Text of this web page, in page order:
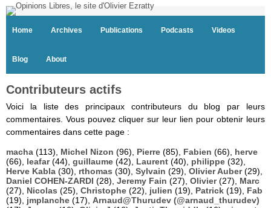
Home Archives Publications Podcasts Videos
Blog About
Contributeurs actifs
Voici la liste des principaux contributeurs du blog par leurs
commentaires. Vous pouvez cliquer sur leur lien pour obtenir leurs
commentaires dans cette page :
macha (113), Michel Nizon (96), Pierre (85), Fabien (66), herve
(66), leafar(44), guillaume (42), Laurent (40), philippe (32),
Herve Kabla (30), rthomas (30), Sylvain (29), Olivier Auber(29),
Daniel COHEN-ZARDI (28), Jeremy Fain (27), Olivier(27), Marc
(27), Nicolas (25), Christophe (22), julien (19), Patrick (19), Fab
(19), jmplanche (17), Arnaud@Thurudev (@arnaud_thurudev)